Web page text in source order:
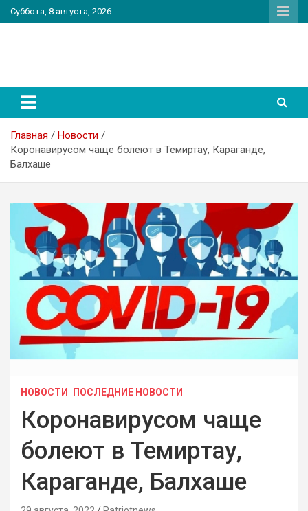
Перейти
к
Суббота, 8 августа, 2026
Главная
Новости
Коронавирусом чаще болеют в Темиртау, Караганде,
Балхаше
НОВОСТИ ПОСЛЕДНИЕ НОВОСТИ
Коронавирусом чаще
болеют в Темиртау,
Караганде, Балхаше